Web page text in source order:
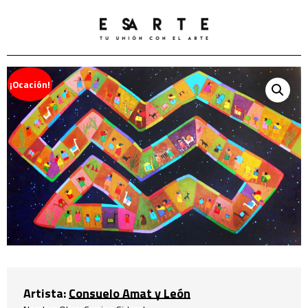
¡Ocación!
Artista:Consuelo Amat y León